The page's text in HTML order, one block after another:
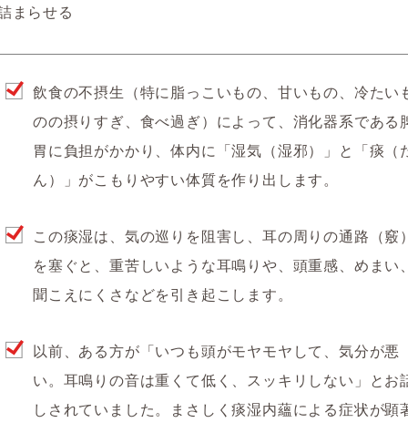
まらせる
飲食の不摂生（特に脂っこいもの、甘いもの、冷たい
のの摂りすぎ、食べ過ぎ）によって、消化器系である
胃に負担がかかり、体内に「湿気（湿邪）」と「痰（
ん）」がこもりやすい体質を作り出します。
この痰湿は、気の巡りを阻害し、耳の周りの通路（竅）
を塞ぐと、 重苦しいような耳鳴りや、頭重感、めまい、
聞こえにくさ などを引き起こします。
以前、ある方が「いつも頭がモヤモヤして、気分が悪
い。耳鳴りの音は重くて低く、スッキリしない」とお
しされていました。まさしく痰湿内蘊による症状が顕